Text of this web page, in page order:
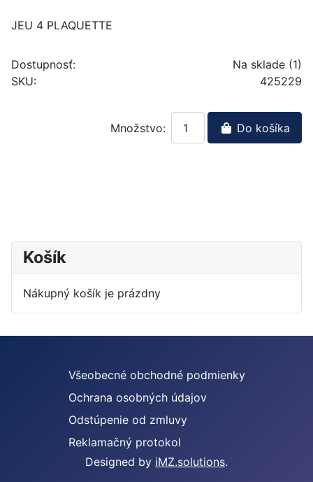
JEU 4 PLAQUETTE
Dostupnosť:
Na sklade (1)
SKU:
425229
Množstvo: Do košíka
Košík
Nákupný košík je prázdny
Všeobecné obchodné podmienky
Ochrana osobných údajov
Odstúpenie od zmluvy
Reklamačný protokol
Designed by iMZ.solutions.